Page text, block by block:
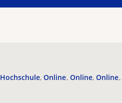
Hochschule Online Online Online